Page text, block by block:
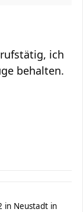
ich
behalten.
in Neustadt in